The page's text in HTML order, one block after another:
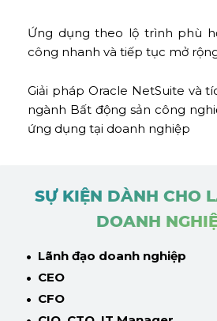
SỰ KIỆN DÀNH CHO
DOANH
Lãnh đạo doanh nghiệp
CEO
CFO
Ứng dụng theo lộ trình phù
công nhanh và tiếp tục mở
Giải pháp Oracle NetSuite và
ngành Bất động sản công
ứng dụng tại doanh nghiệp